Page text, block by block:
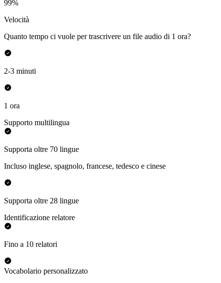
99%
Velocità
Quanto tempo ci vuole per trascrivere un file audio di 1 ora?
2-3 minuti
1 ora
Supporto multilingua
Supporta oltre 70 lingue
Incluso inglese, spagnolo, francese, tedesco e cinese
Supporta oltre 28 lingue
Identificazione relatore
Fino a 10 relatori
Vocabolario personalizzato